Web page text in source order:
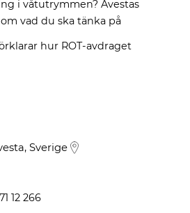
i våtutrymmen? Avestas
vad du ska tänka på
hur ROT-avdraget
Sverige
12 266